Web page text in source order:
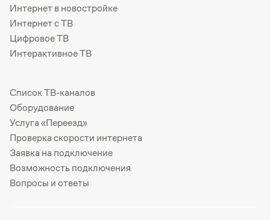
Интернет в новостройке
Интернет с ТВ
Цифровое ТВ
Интерактивное ТВ
Список ТВ-каналов
Оборудование
Услуга «Переезд»
Проверка скорости интернета
Заявка на подключение
Возможность подключения
Вопросы и ответы